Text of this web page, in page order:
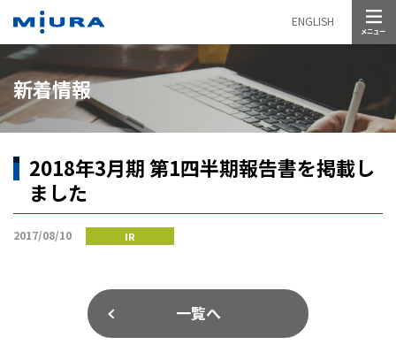
ENGLISH
新着情報
2018年3月期 第1四半期報告書を掲載し
ました
2017/08/10 IR
一覧へ